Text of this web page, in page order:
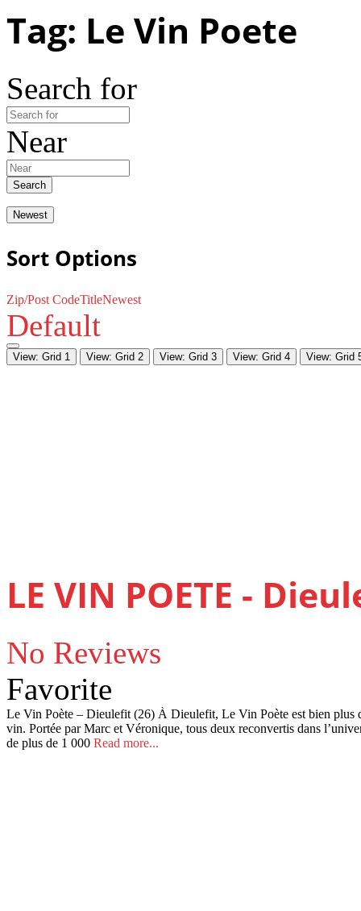
Tag: Le Vin Poete
Search for
Near
Search
Newest
Sort Options
Zip/Post CodeTitleNewest
Default
View: Grid 1 View: Grid 2 View: Grid 3 View: Grid 4 View: Grid
LE VIN POETE -
No Reviews
Favorite
Le Vin Poète – Dieulefit (26) À Dieulefit, Le Vin Poète est bien plus
vin. Portée par Marc et Véronique, tous deux reconvertis dans
de plus de 1 000 Read more...